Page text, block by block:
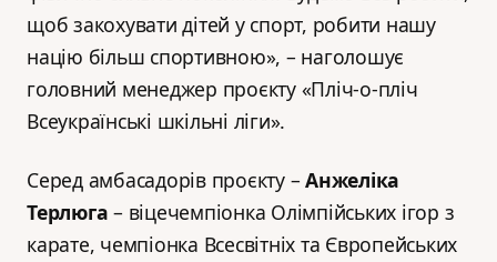
щоб закохувати дітей у спорт, робити нашу
націю більш спортивною», – наголошує
головний менеджер проєкту «Пліч-о-пліч
Всеукраїнські шкільні ліги».
Серед амбасадорів проєкту –Анжеліка
Терлюга– віцечемпіонка Олімпійських ігор з
карате, чемпіонка Всесвітніх та Європейських